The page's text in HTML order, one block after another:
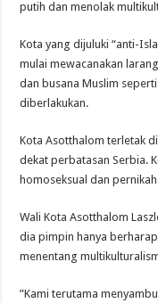
putih dan menolak
Kota yang dijuluki “anti-
mulai mewacanakan
dan busana Muslim
diberlakukan.
Kota Asotthalom terletak
dekat perbatasan Serbia.
homoseksual dan
Wali Kota Asotthalom
dia pimpin hanya
menentang
”Kami terutama